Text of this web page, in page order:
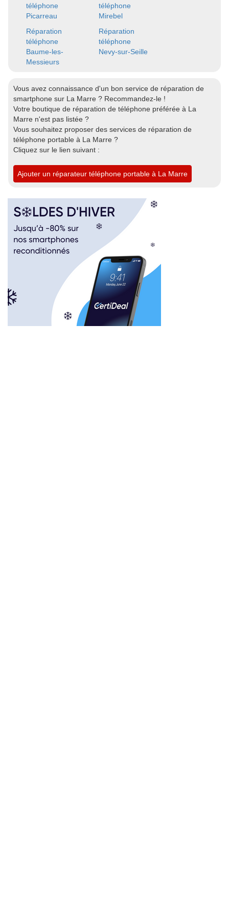
téléphone
Picarreau
téléphone
Mirebel
Réparation
téléphone
Baume-les-
Messieurs
Réparation
téléphone
Nevy-sur-Seille
Vous avez connaissance d'un bon service de réparation de
smartphone sur La Marre ? Recommandez-le !
Votre boutique de réparation de téléphone préférée à La
Marre n'est pas listée ?
Vous souhaitez proposer des services de réparation de
téléphone portable à La Marre ?
Cliquez sur le lien suivant :
Ajouter un réparateur téléphone portable à La Marre